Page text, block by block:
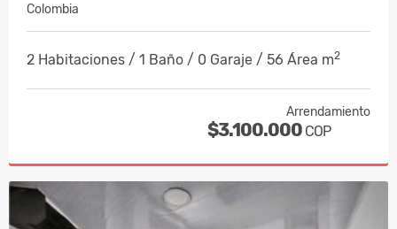
Colombia
2 Habitaciones / 1 Baño / 0 Garaje / 56 Área m2
Arrendamiento
$3.100.000 COP